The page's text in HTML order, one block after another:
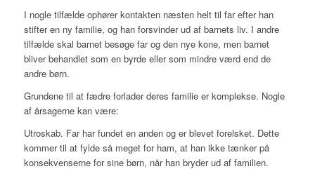
I nogle tilfælde ophører kontakten næsten helt til far efter han
stifter en ny familie, og han forsvinder ud af barnets liv. I andre
tilfælde skal barnet besøge far og den nye kone, men barnet
bliver behandlet som en byrde eller som mindre værd end de
andre børn.
Grundene til at fædre forlader deres familie er komplekse. Nogle
af årsagerne kan være:
Utroskab. Far har fundet en anden og er blevet forelsket. Dette
kommer til at fylde så meget for ham, at han ikke tænker på
konsekvenserne for sine børn, når han bryder ud af familien.